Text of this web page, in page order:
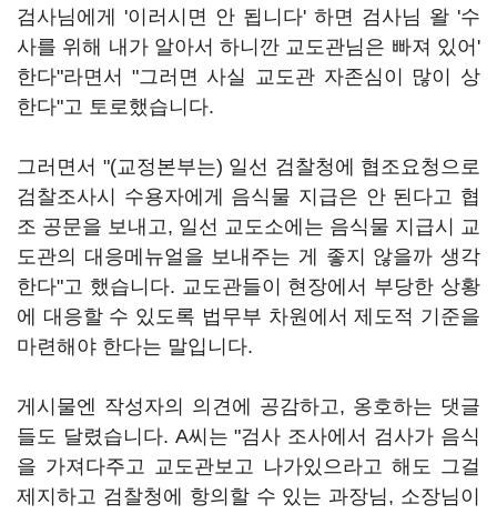
검사님에게 '이러시면 안 됩니다' 하면 검사님 왈 '수
사를 위해 내가 알아서 하니깐 교도관님은 빠져 있어'
한다"라면서 "그러면 사실 교도관 자존심이 많이 상
한다"고 토로했습니다.
그러면서 "(교정본부는) 일선 검찰청에 협조요청으로
검찰조사시 수용자에게 음식물 지급은 안 된다고 협
조 공문을 보내고, 일선 교도소에는 음식물 지급시 교
도관의 대응메뉴얼을 보내주는 게 좋지 않을까 생각
한다"고 했습니다. 교도관들이 현장에서 부당한 상황
에 대응할 수 있도록 법무부 차원에서 제도적 기준을
마련해야 한다는 말입니다.
게시물엔 작성자의 의견에 공감하고, 옹호하는 댓글
들도 달렸습니다. A씨는 "검사 조사에서 검사가 음식
을 가져다주고 교도관보고 나가있으라고 해도 그걸
제지하고 검찰청에 항의할 수 있는 과장님, 소장님이